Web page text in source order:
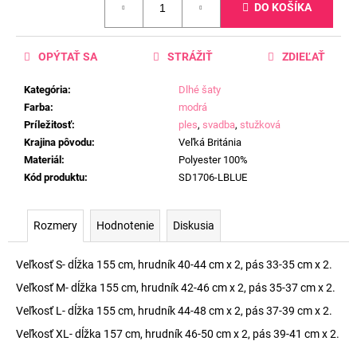
DO KOŠÍKA
Kategória:
Dlhé šaty
Farba:
modrá
Príležitosť: ples, svadba, stužková
Krajina pôvodu:
Veľká Británia
Materiál:
Polyester 100%
Kód produktu: SD1706-LBLUE
OPÝTAŤ SA STRÁŽIŤ ZDIEĽAŤ
Rozmery Hodnotenie Diskusia
Veľkosť S- dĺžka 155 cm, hrudník 40-44 cm x 2, pás 33-35 cm x 2.
Veľkosť M- dĺžka 155 cm, hrudník 42-46 cm x 2, pás 35-37 cm x 2.
Veľkosť L- dĺžka 155 cm, hrudník 44-48 cm x 2, pás 37-39 cm x 2.
Veľkosť XL- dĺžka 157 cm, hrudník 46-50 cm x 2, pás 39-41 cm x 2.